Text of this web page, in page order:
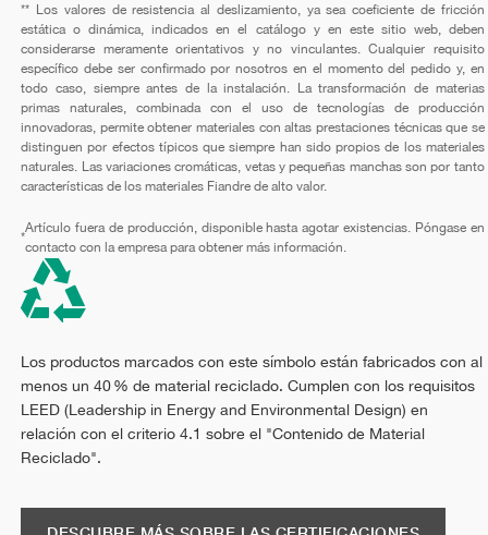
** Los valores de resistencia al deslizamiento, ya sea coeficiente de fricción
estática o dinámica, indicados en el catálogo y en este sitio web, deben
considerarse meramente orientativos y no vinculantes. Cualquier requisito
específico debe ser confirmado por nosotros en el momento del pedido y, en
todo caso, siempre antes de la instalación. La transformación de materias
primas naturales, combinada con el uso de tecnologías de producción
innovadoras, permite obtener materiales con altas prestaciones técnicas que se
distinguen por efectos típicos que siempre han sido propios de los materiales
naturales. Las variaciones cromáticas, vetas y pequeñas manchas son por tanto
características de los materiales Fiandre de alto valor.
*
Artículo fuera de producción, disponible hasta agotar existencias. Póngase en
contacto con la empresa para obtener más información.
Los productos marcados con este símbolo están fabricados con al
menos un 40 % de material reciclado. Cumplen con los requisitos
LEED (Leadership in Energy and Environmental Design) en
relación con el criterio 4.1 sobre el "Contenido de Material
Reciclado".